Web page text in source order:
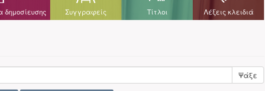
δημοσίευσης Συγγραφείς Τίτλοι Λέξεις κλειδιά
Ψάξε